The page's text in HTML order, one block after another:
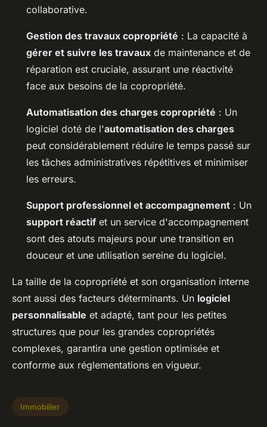
collaborative.
Gestion des travaux copropriété : La capacité à
gérer et suivre les travaux de maintenance et de
réparation est cruciale, assurant une réactivité
face aux besoins de la copropriété.
Automatisation des charges copropriété : Un
logiciel doté de l'automatisation des charges
peut considérablement réduire le temps passé sur
les tâches administratives répétitives et minimiser
les erreurs.
Support professionnel et accompagnement : Un
support réactif et un service d'accompagnement
sont des atouts majeurs pour une transition en
douceur et une utilisation sereine du logiciel.
La taille de la copropriété et son organisation interne
sont aussi des facteurs déterminants. Un logiciel
personnalisable et adapté, tant pour les petites
structures que pour les grandes copropriétés
complexes, garantira une gestion optimisée et
conforme aux réglementations en vigueur.
Immobilier